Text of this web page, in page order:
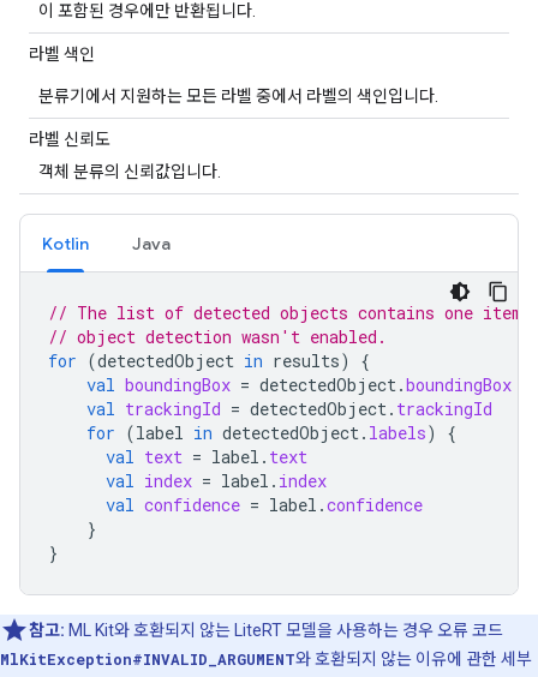
이 포함된 경우에만 반환됩니다.
라벨 색인
분류기에서 지원하는 모든 라벨 중에서 라벨의 색인입니다.
라벨 신뢰도
객체 분류의 신뢰값입니다.
Kotlin Java
// The list of detected objects contains one
// object detection wasn't enabled.
for (detectedObject in results)
{
val boundingBox = detectedObject.boundingBox
val trackingId = detectedObject. trackingId
for (label in detectedObject. labels)
{
val text = label . text
val index = label . index
val confidence = label .confidence
}
}
참고: ML Kit와 호환되지 않는 LiteRT 모델을 사용하는 경우 오류 코드
MlKitException#INVALID_ARGUMENT와 호환되지 않는 이유에 관한 세부